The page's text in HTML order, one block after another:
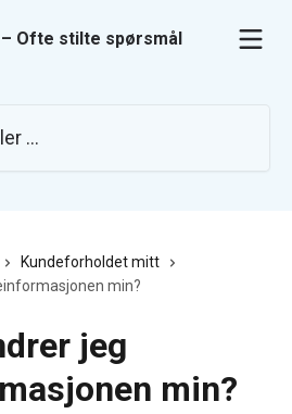
Kundeforholdet mitt
min?
jeg
min?